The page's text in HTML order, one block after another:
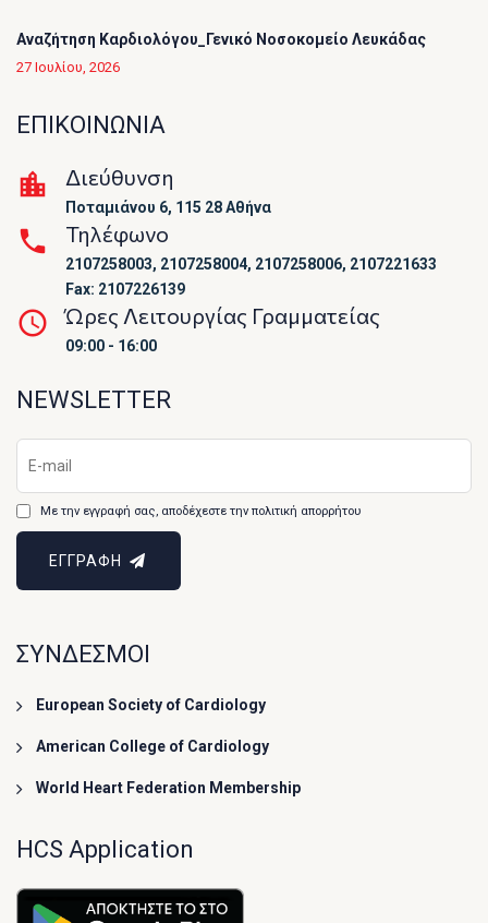
Αναζήτηση Καρδιολόγου_Γενικό Νοσοκομείο Λευκάδας
27 Ιουλίου, 2026
ΕΠΙΚΟΙΝΩΝΙΑ
Διεύθυνση
Ποταμιάνου 6, 115 28 Αθήνα
Τηλέφωνο
2107258003, 2107258004, 2107258006, 2107221633
Fax: 2107226139
Ώρες Λειτουργίας Γραμματείας
09:00 - 16:00
NEWSLETTER
Με την εγγραφή σας, αποδέχεστε την πολιτική απορρήτου
ΕΓΓΡΑΦΗ
ΣΥΝΔΕΣΜΟΙ
European Society of Cardiology
American College of Cardiology
World Heart Federation Membership
HCS Application